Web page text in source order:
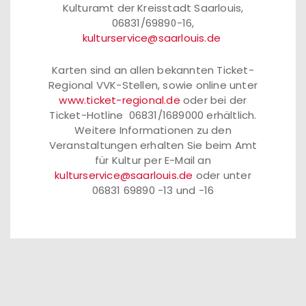
Kulturamt der Kreisstadt Saarlouis,
06831/69890-16,
kulturservice@saarlouis.de
Karten sind an allen bekannten Ticket-
Regional VVK-Stellen, sowie online unter
www.ticket-regional.de oder bei der
Ticket-Hotline 06831/1689000 erhältlich.
Weitere Informationen zu den
Veranstaltungen erhalten Sie beim Amt
für Kultur per E-Mail an
kulturservice@saarlouis.de oder unter
06831 69890 -13 und -16